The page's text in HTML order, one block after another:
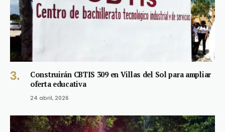
Construirán CBTIS 309 en Villas del Sol para ampliar
oferta educativa
24 abril, 2026